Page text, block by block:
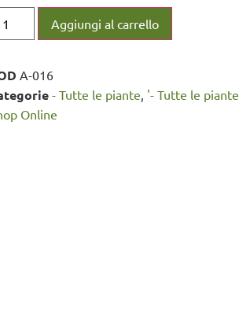
Aggiungi al carrello
A-016
- Tutte le piante, '- Tutte le piante
Online